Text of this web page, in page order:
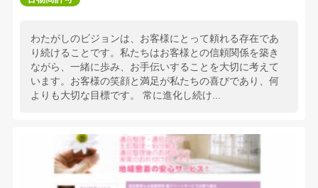
わたがしのビジョンは、お客様にとって頼れる存在であ
り続けることです。私たちはお客様との信頼関係を築き
ながら、一緒に歩み、お手伝いすることを大切に考えて
います。お客様の笑顔と満足が私たちの喜びであり、何
よりも大切な目標です。 常に進化し続け...